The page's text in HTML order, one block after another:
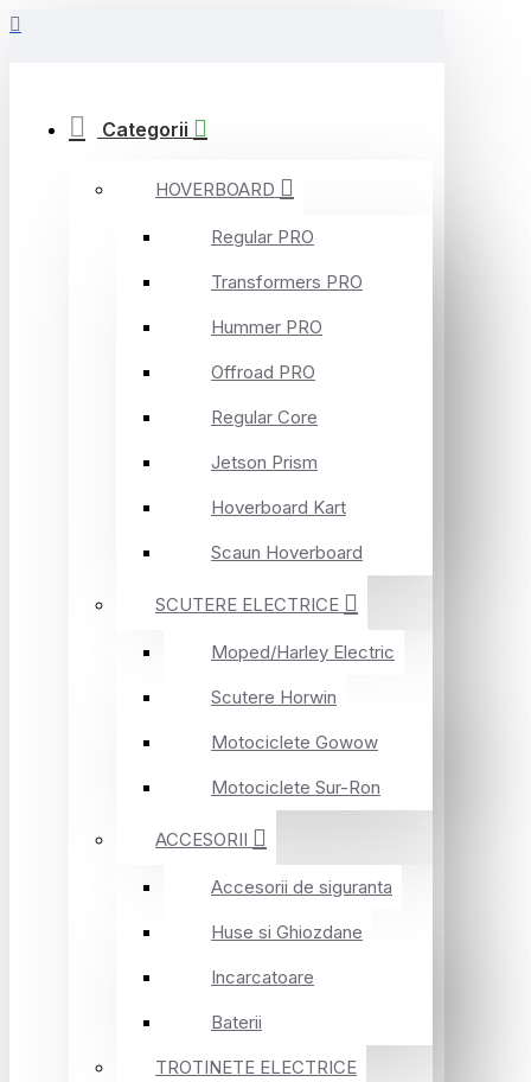
Categorii
HOVERBOARD
Regular PRO
Transformers PRO
Hummer PRO
Offroad PRO
Regular Core
Jetson Prism
Hoverboard Kart
Scaun Hoverboard
SCUTERE ELECTRICE
Moped/Harley Electric
Scutere Horwin
Motociclete Gowow
Motociclete Sur-Ron
ACCESORII
Accesorii de siguranta
Huse si Ghiozdane
Incarcatoare
Baterii
TROTINETE ELECTRICE